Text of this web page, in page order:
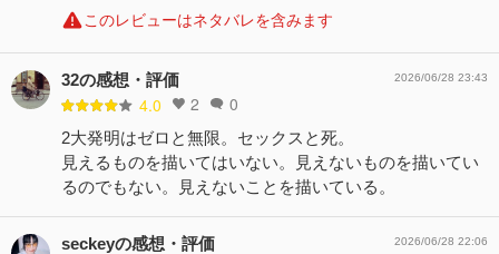
このレビューはネタバレを含みます
32の感想・評価
4.0 2 0
2026/06/28 23:43
2大発明はゼロと無限。セックスと死。
見えるものを描いてはいない。見えないものを描いてい
るのでもない。見えないことを描いている。
seckeyの感想・評価 2026/06/28 22:06